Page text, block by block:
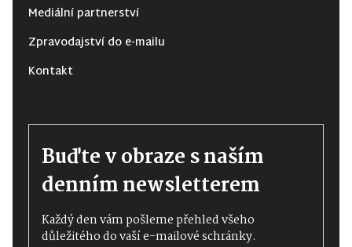
Mediální partnerství
Zpravodajství do e-mailu
Kontakt
Buďte v obraze s naším
denním newsletterem
Každý den vám pošleme přehled všeho
důležitého do vaší e-mailové schránky.